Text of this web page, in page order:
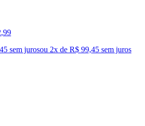
,99
sem jurosou 2x de R$ 99,45 sem juros